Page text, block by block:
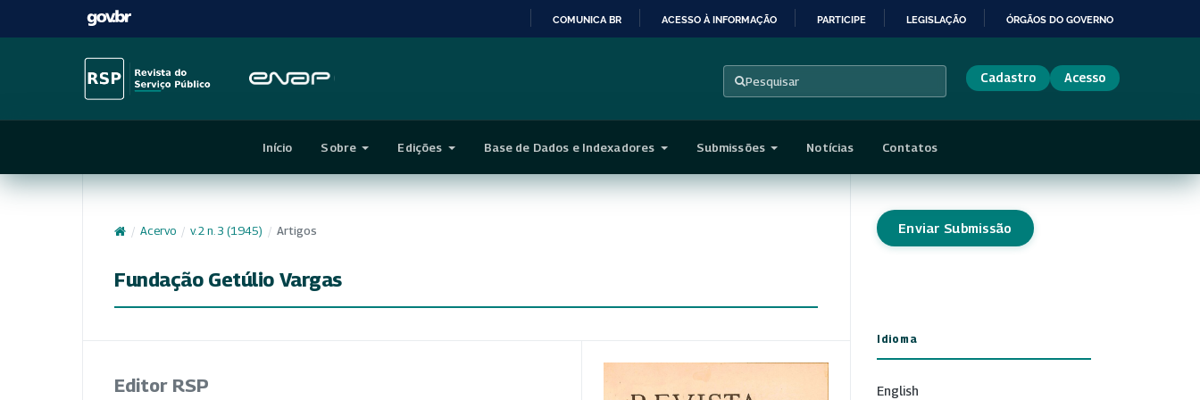
CONTEÚDO
COMUNICA BR ACESSO À INFORMAÇÃO PARTICIPE LEGISLAÇÃO ÓRGÃOS DO GOVERNO
Pesquisar Cadastro Acesso
Início Sobre Edições Base de Dados e Indexadores Submissões Notícias Contatos
/ Acervo / v. 2 n. 3 (1945) / Artigos
Fundação Getúlio Vargas
Editor RSP
Enviar Submissão
Idioma
English